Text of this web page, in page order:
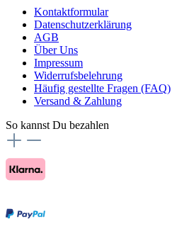
Kontaktformular
Datenschutzerklärung
AGB
Über Uns
Impressum
Widerrufsbelehrung
Häufig gestellte Fragen (FAQ)
Versand & Zahlung
So kannst Du bezahlen